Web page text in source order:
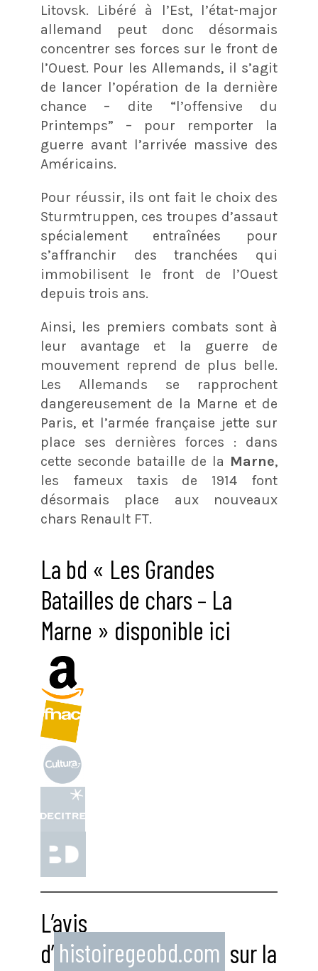
Litovsk. Libéré à l’Est, l’état-major
allemand peut donc désormais
concentrer ses forces sur le front de
l’Ouest. Pour les Allemands, il s’agit
de lancer l’opération de la dernière
chance – dite “l’offensive du
Printemps” – pour remporter la
guerre avant l’arrivée massive des
Américains.
Pour réussir, ils ont fait le choix des
Sturmtruppen, ces troupes d’assaut
spécialement entraînées pour
s’affranchir des tranchées qui
immobilisent le front de l’Ouest
depuis trois ans.
Ainsi, les premiers combats sont à
leur avantage et la guerre de
mouvement reprend de plus belle.
Les Allemands se rapprochent
dangereusement de la Marne et de
Paris, et l’armée française jette sur
place ses dernières forces : dans
cette seconde bataille de la Marne,
les fameux taxis de 1914 font
désormais place aux nouveaux
chars Renault FT.
La bd « Les Grandes
Batailles de chars – La
Marne » disponible ici
L’avis
d’ histoiregeobd.com sur la